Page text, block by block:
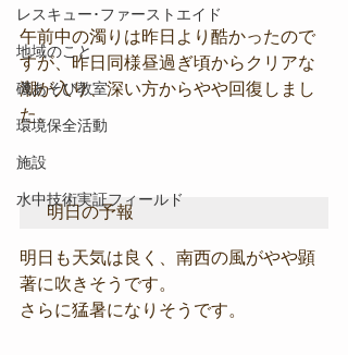
レスキュー･ファーストエイド
地域のこと
磯あそび教室
環境保全活動
施設
水中技術実証フィールド
午前中の濁りは昨日より酷かったので
すが、昨日同様昼過ぎ頃からクリアな
潮が入り、深い方からやや回復しまし
た。
明日の予報
明日も天気は良く、南西の風がやや顕
著に吹きそうです。
さらに猛暑になりそうです。